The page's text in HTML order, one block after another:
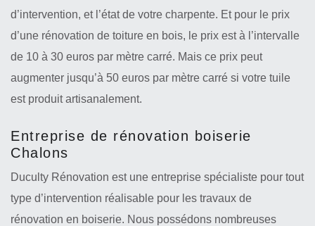
d’intervention, et l’état de votre charpente. Et pour le prix
d’une rénovation de toiture en bois, le prix est à l’intervalle
de 10 à 30 euros par mètre carré. Mais ce prix peut
augmenter jusqu’à 50 euros par mètre carré si votre tuile
est produit artisanalement.
Entreprise de rénovation boiserie
Chalons
Duculty Rénovation est une entreprise spécialiste pour tout
type d’intervention réalisable pour les travaux de
rénovation en boiserie. Nous possédons nombreuses